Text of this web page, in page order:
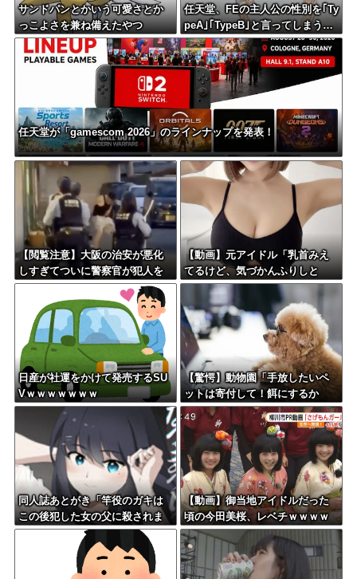
サンドパンとかいう可愛さとか
っこよさを兼ね備えたやつ
任天堂、FEの主人公の性別を｢Ty
peA｣｢TypeB｣と言ってしまう…
任天堂が「gamescom 2026」のラインナップを発表！
【閲覧注意】大阪の治安が悪化
しすぎてついに警察官が犯人を
銃殺。いよいよアメリカみたい
になってきたな
【動画】元アイドル「乳首みえ
てるけど、気づかんふりしと
こ」
日産が社運をかけて発売するSU
Vｗｗｗｗｗｗｗ
【驚愕】動物園「手放したいペ
ットは寄付して！餌にするか
ら！」←これってどうなん？w w
w w w w w w w w
同人誌あとがき「竿役のガキは
この後犯した女の父に殺されま
す」
【動画】御当地アイドルだった
頃の今田美桜、レベチｗｗｗｗ
ｗｗｗｗｗｗｗｗｗｗｗｗｗｗ